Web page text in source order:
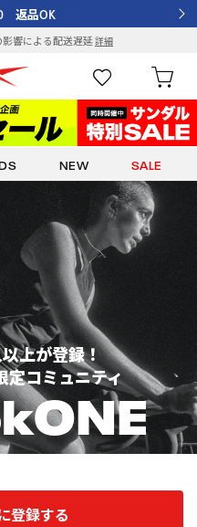
返品OK
影響による配送遅延詳細
NEW SALE
上が登録！
定コミュニティ
登録する